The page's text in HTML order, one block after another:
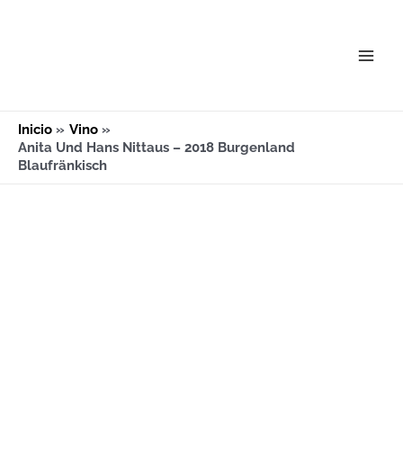
Inicio
Vino
Anita Und Hans Nittaus – 2018 Burgenland
Blaufränkisch